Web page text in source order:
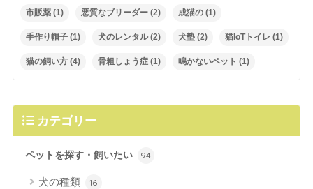
市販薬(1) 悪質なブリーダー(2) 成猫の(1)
手作り帽子(1) 犬のレンタル(2) 犬塾(2) 猫IoTトイレ (1)
猫の飼い方(4) 骨粗しょう症(1) 鳴かないペット (1)
カテゴリー
ペットを探す・飼いたい 94
犬の種類 16